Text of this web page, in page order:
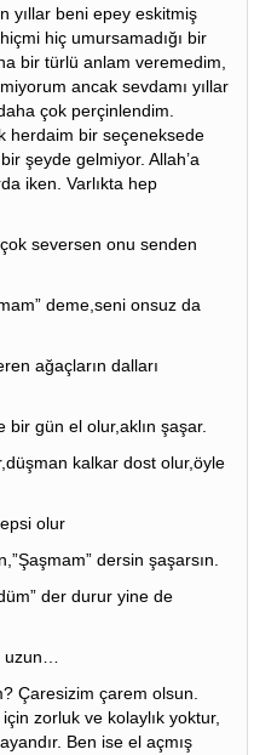
yıllar beni epey eskitmiş
hiç umursamadığı bir
bir türlü anlam veremedim,
ancak sevdamı yıllar
çok perçinlendim.
herdaim bir seçeneksede
şeyde gelmiyor. Allah’a
iken. Varlıkta hep
seversen onu senden
deme,seni onsuz da
ağaçların dalları
bir gün el olur,aklın şaşar.
kalkar dost olur,öyle
olur
dersin şaşarsın.
der durur yine de
uzun…
Çaresizim çarem olsun.
zorluk ve kolaylık yoktur,
Ben ise el açmış